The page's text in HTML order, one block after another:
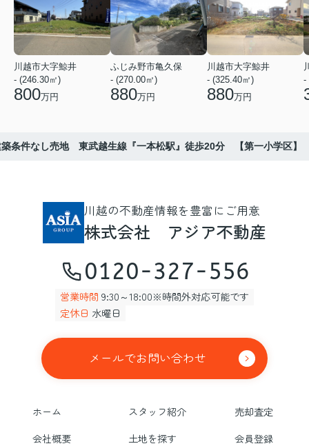
川越市大字鯨井
- (246.30㎡)
800万円
ふじみ野市亀久保
- (270.00㎡)
880万円
川越市大字鯨井
- (325.40㎡)
880万円
-
条件なし売地 東武越生線『一本松駅』徒歩20分 【第一小学区】
川越の不動産情報を豊富にご用意
株式会社 アジア不動産
0120-327-556
営業時間 9:30～18:00※時間外対応可能です
定休日 水曜日
メールでお問い合わせ
ホーム スタッフ紹介
売却査定
会社概要
土地を探す
会員登録